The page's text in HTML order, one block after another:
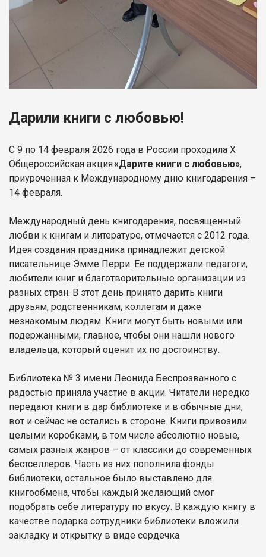
Дарили книги с любовью!
С 9 по 14 февраля 2026 года в России проходила X
Общероссийская акция«Дарите книги с любовью»,
приуроченная к Международному дню книгодарения –
14 февраля.
Международный день книгодарения, посвященный
любви к книгам и литературе, отмечается с 2012 года.
Идея создания праздника принадлежит детской
писательнице Эмме Перри. Ее поддержали педагоги,
любители книг и благотворительные организации из
разных стран. В этот день принято дарить книги
друзьям, родственникам, коллегам и даже
незнакомым людям. Книги могут быть новыми или
подержанными, главное, чтобы они нашли нового
владельца, который оценит их по достоинству.
Библиотека № 3 имени Леонида Беспрозванного с
радостью приняла участие в акции. Читатели нередко
передают книги в дар библиотеке и в обычные дни,
вот и сейчас не остались в стороне. Книги привозили
целыми коробками, в том числе абсолютно новые,
самых разных жанров – от классики до современных
бестселлеров. Часть из них пополнила фонды
библиотеки, остальное было выставлено для
книгообмена, чтобы каждый желающий смог
подобрать себе литературу по вкусу. В каждую книгу в
качестве подарка сотрудники библиотеки вложили
закладку и открытку в виде сердечка.